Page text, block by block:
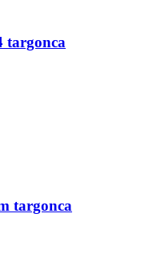
targonca
targonca